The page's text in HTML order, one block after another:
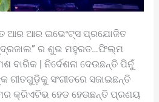
ଆର ଆର ଇଭେଂଟ୍ସ ପ୍ରଯୋଜିତ
ର ଶୁଭ ମହୁରତ…ଫିଲ୍ମ
ବାରିକ | ନିର୍ଦେଶନା ଦେଉଛନ୍ତି ପିନୁଁ
ଗୀତଗୁଡ଼ିକୁ ସଂଗୀତରେ ସଜାଇଛନ୍ତି
କ୍ରିଏଟିଭ ହେଡ ହେଉଛନ୍ତି ପ୍ରଣୟ